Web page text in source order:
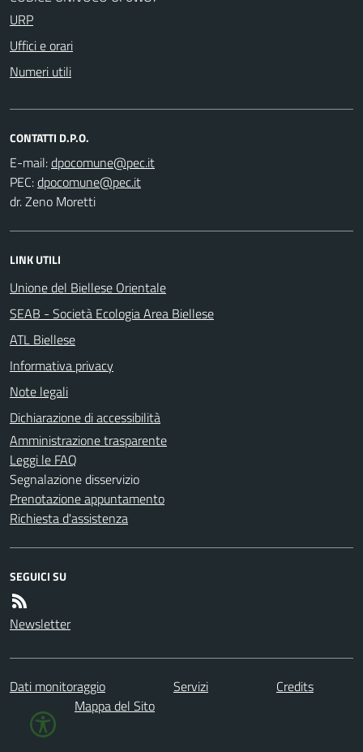
URP
Uffici e orari
Numeri utili
CONTATTI D.P.O.
E-mail:
PEC:
dr. Zeno Moretti
LINK UTILI
Unione del Biellese Orientale
SEAB - Società Ecologia Area Biellese
ATL Biellese
Informativa privacy
Note legali
Dichiarazione di accessibilità
Amministrazione trasparente
Leggi le FAQ
Segnalazione disservizio
Prenotazione appuntamento
Richiesta d'assistenza
SEGUICI SU
Newsletter
Dati monitoraggio Servizi
Credits
Mappa del Sito